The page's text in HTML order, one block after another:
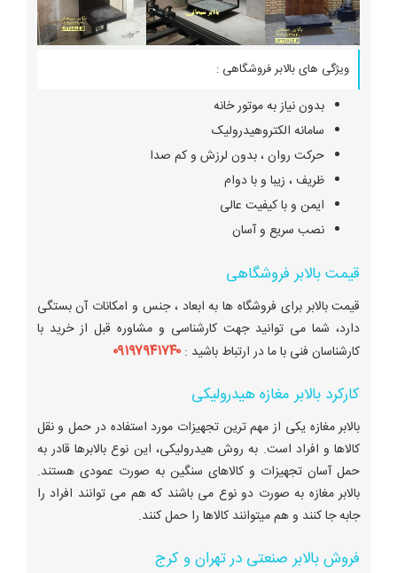
ویژگی های بالابر فروشگاهی :
بدون نیاز به موتور خانه
سامانه الکتروهیدرولیک
حرکت روان ، بدون لرزش و کم صدا
ظریف ، زیبا و با دوام
ایمن و با کیفیت عالی
نصب سریع و آسان
قیمت بالابر فروشگاهی
قیمت بالابر برای فروشگاه ها به ابعاد ، جنس و امکانات آن بستگی
دارد، شما می توانید جهت کارشناسی و مشاوره قبل از خرید با
کارشناسان فنی با ما در ارتباط باشید : ۰۹۱۹۷۹۴۱۷۴۰
کارکرد بالابر مغازه هیدرولیکی
بالابر مغازه یکی از مهم ترین تجهیزات مورد استفاده در حمل و نقل
کالاها و افراد است. به روش هیدرولیکی، این نوع بالابرها قادر به
حمل آسان تجهیزات و کالاهای سنگین به صورت عمودی هستند.
بالابر مغازه به صورت دو نوع می باشند که هم می توانند افراد را
جابه جا کنند و هم میتوانند کالاها را حمل کنند.
فروش بالابر صنعتی در تهران و کرج